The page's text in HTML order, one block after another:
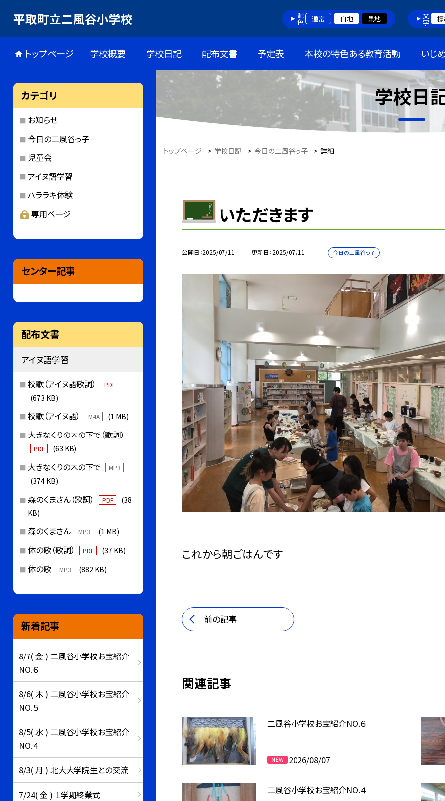
平取町立二風谷小学校 配色 通常 白地 黒地 文字
トップページ 学校概要 学校日記 配布文書 予定表 本校の特色ある教育活動 いじ
学校日
トップページ > 学校日記 > 今日の二風谷っ子 > 詳細
いただきます
公開日 2025/07/11 更新日 2025/07/11 今日の二風谷っ子
これから朝ごはんです
前の記事
関連記事
二風谷小学校お宝紹介NO.６
2026/08/07
二風谷小学校お宝紹介NO.４
カテゴリ
お知らせ
今日の二風谷っ子
児童会
アイヌ語学習
ハララキ体験
専用ページ
センター記事
配布文書
アイヌ語学習
校歌（アイヌ語歌詞） PDF
(673 KB)
校歌（アイヌ語） M4A (1 MB)
大きなくりの木の下で（歌詞）
PDF (63 KB)
大きなくりの木の下で MP3
(374 KB)
森のくまさん（歌詞） PDF
(38
KB)
森のくまさん MP3 (1 MB)
体の歌（歌詞） PDF (37 KB)
体の歌 MP3 (882 KB)
新着記事
8/7( 金 ) 二風谷小学校お宝紹介
NO.６
8/6( 木 ) 二風谷小学校お宝紹介
NO.５
8/5( 水 ) 二風谷小学校お宝紹介
NO.４
8/3( 月 ) 北大大学院生との交流
7/24( 金 ) １学期終業式